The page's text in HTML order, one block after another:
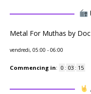
Metal For Muthas by
vendredi, 05:00 - 06:00
Commencing in: 0 : 03 : 14